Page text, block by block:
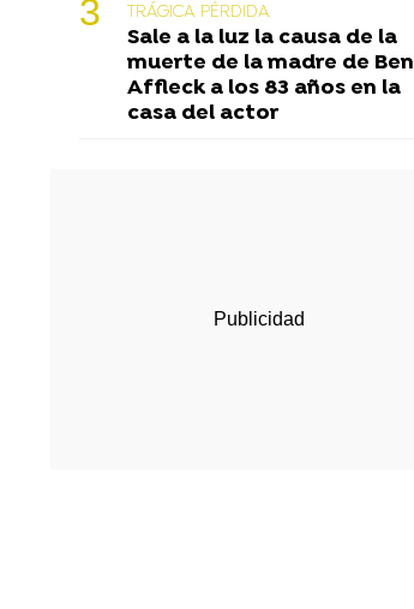
TRÁGICA PÉRDIDA
Sale a la luz la causa de la
muerte de la madre de Ben
Affleck a los 83 años en la
casa del actor